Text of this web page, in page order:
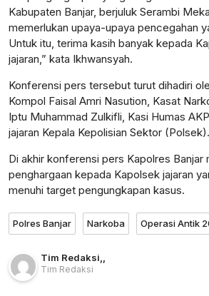
Kabupaten Banjar, berjuluk Serambi
memerlukan upaya-upaya pencegahan
Untuk itu, terima kasih banyak kepada
jajaran,” kata Ikhwansyah.
Konferensi pers tersebut turut dihadiri
Kompol Faisal Amri Nasution, Kasat
Iptu Muhammad Zulkifli, Kasi Humas
jajaran Kepala Kepolisian Sektor (Polsek).
Di akhir konferensi pers Kapolres Banjar
penghargaan kepada Kapolsek jajaran
menuhi target pengungkapan kasus.
Polres Banjar Narkoba Operasi Antik
Tim Redaksi
Tim Redaksi